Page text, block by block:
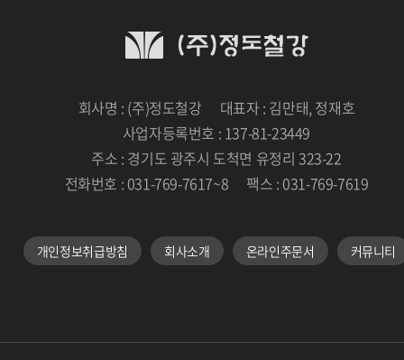
회사명 : (주)정도철강
대표자 : 김만태, 정재호
사업자등록번호 : 137-81-23449
주소 : 경기도 광주시 도척면 유정리 323-22
전화번호 : 031-769-7617~8
팩스 : 031-769-7619
개인정보취급방침 회사소개 온라인주문서 커뮤니티